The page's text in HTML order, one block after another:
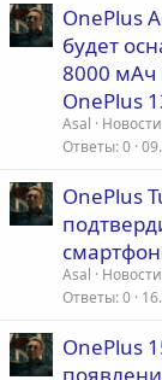
OnePlus
будет
8000 мАч
OnePlus
Asal
Ответы 0
OnePlus
Asal
Ответы 0
OnePlus